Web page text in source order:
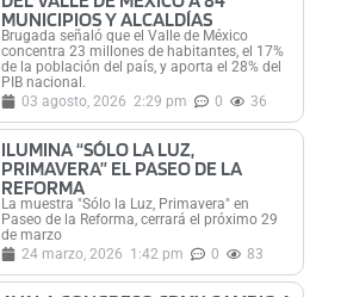
MUNICIPIOS Y ALCALDÍAS
Brugada señaló que el Valle de México
concentra 23 millones de habitantes, el 17%
de la población del país, y aporta el 28% del
PIB nacional.
03 agosto, 2026 2:29 pm 0 36
ILUMINA “SÓLO LA LUZ,
PRIMAVERA” EL PASEO DE LA
REFORMA
La muestra "Sólo la Luz, Primavera" en
Paseo de la Reforma, cerrará el próximo 29
de marzo
24 marzo, 2026 1:42 pm 0 83